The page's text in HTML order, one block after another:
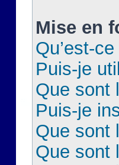
Mise en
Qu’est-
Puis-je
Que sont
Puis-je
Que sont
Que sont